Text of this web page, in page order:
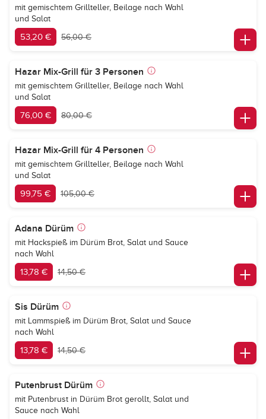
mit gemischtem Grillteller, Beilage nach Wahl
und Salat
53,20 € 56,00 €
Hazar Mix-Grill für 3 Personen
mit gemischtem Grillteller, Beilage nach Wahl
und Salat
76,00 € 80,00 €
Hazar Mix-Grill für 4 Personen
mit gemischtem Grillteller, Beilage nach Wahl
und Salat
99,75 € 105,00 €
Adana Dürüm
mit Hackspieß im Dürüm Brot, Salat und Sauce
nach Wahl
13,78 € 14,50 €
Sis Dürüm
mit Lammspieß im Dürüm Brot, Salat und Sauce
nach Wahl
13,78 € 14,50 €
Putenbrust Dürüm
mit Putenbrust in Dürüm Brot gerollt, Salat und
Sauce nach Wahl